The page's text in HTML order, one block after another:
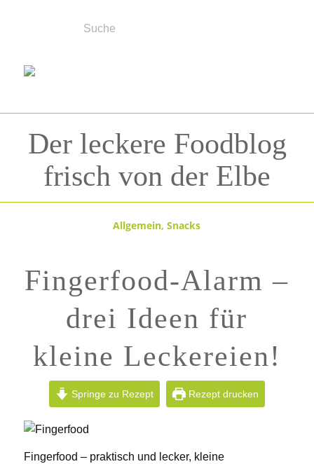
Der leckere Foodblog
frisch von der Elbe
Allgemein,Snacks
Fingerfood-Alarm –
drei Ideen für
kleine Leckereien!
Springe zu Rezept Rezept drucken
Fingerfood – praktisch und lecker, kleine